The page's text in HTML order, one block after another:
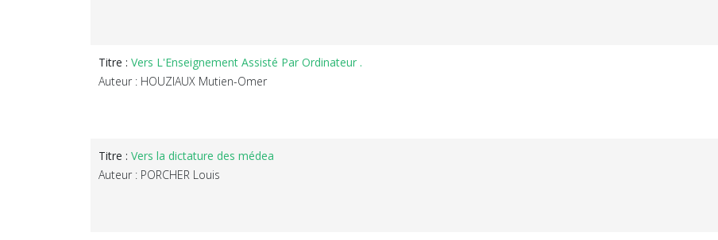
Titre : Vers L'Enseignement Assisté Par Ordinateur .
Auteur : HOUZIAUX Mutien-Omer
Titre : Vers la dictature des médea
Auteur : PORCHER Louis